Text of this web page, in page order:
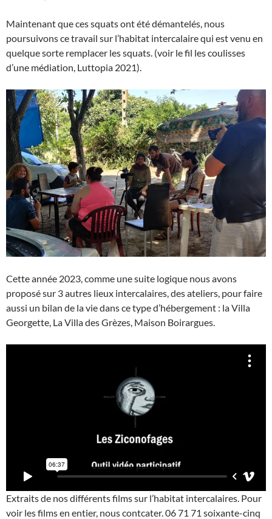
Maintenant que ces squats ont été démantelés, nous
poursuivons ce travail sur l’habitat intercalaire qui est venu en
quelque sorte remplacer les squats. (voir le fil les coulisses
d’une médiation, Luttopia 2021).
Cette année 2023, comme une suite logique nous avons
proposé sur 3 autres lieux intercalaires, des ateliers, pour faire
aussi un bilan de la vie dans ce type d’hébergement : la Villa
Georgette, La Villa des Grèzes, Maison Boirargues.
Extraits de nos différents films sur l’habitat intercalaires. Pour
voir les films en entier, nous contcater. 06 71 71 soixante-cinq